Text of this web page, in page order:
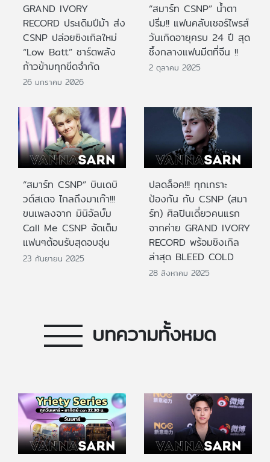
GRAND IVORY
RECORD ประเดิมปีม้า ส่ง
CSNP ปล่อยซิงเกิลใหม่
“Low Batt” ชาร์ตพลัง
ก้าวข้ามทุกขีดจำกัด
26 มกราคม 2026
“สมาร์ท CSNP” น้ำตา
ปริ่ม!! แฟนคลับเซอร์ไพรส์
วันเกิดอายุครบ 24 ปี สุด
ซึ้งกลางแฟนมีตที่จีน !!
2 ตุลาคม 2025
“สมาร์ท CSNP” บินเดบิ
วต์สเตจ ไกลถึงมาเก๊า!!!
ขนเพลงจาก มินิอัลบั้ม
Call Me CSNP จัดเต็ม
แฟนๆต้อนรับสุดอบอุ่น
23 กันยายน 2025
ปลดล็อค!!! ทุกเกราะ
ป้องกัน กับ CSNP (สมา
ร์ท) ศิลปินเดี่ยวคนแรก
จากค่าย GRAND IVORY
RECORD พร้อมซิงเกิล
ล่าสุด BLEED COLD
28 สิงหาคม 2025
บทความทั้งหมด